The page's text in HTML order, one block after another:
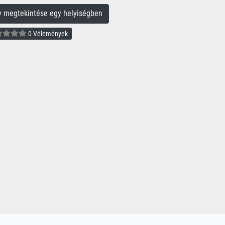
megtekintése egy helyiségben
0 Vélemények